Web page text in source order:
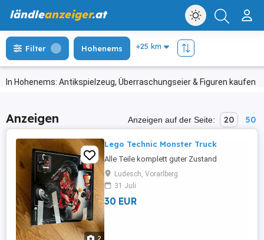
ländleanzeiger.at
In Hohenems: Antikspielzeug, Überraschungseier & Figuren kaufen
Filter Hohenems
Anzeigen Anzeigen auf der Seite: 20 50
2
Lego Technic Monster Truck
Alle Teile komplett guter Zustand
Ludesch, Vorarlberg
31 Juli
30 EUR